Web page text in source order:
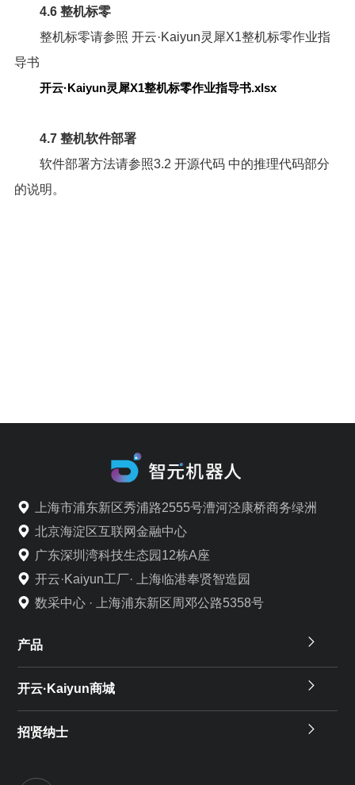
4.6 整机标零
整机标零请参照 开云·Kaiyun灵犀X1整机标零作业指
导书
开云·Kaiyun灵犀X1整机标零作业指导书.xlsx
4.7 整机软件部署
软件部署方法请参照3.2 开源代码中的推理代码部分
的说明。
上海市浦东新区秀浦路2555号漕河泾康桥商务绿洲
北京海淀区互联网金融中心
广东深圳湾科技生态园12栋A座
开云·Kaiyun工厂· 上海临港奉贤智造园
数采中心 · 上海浦东新区周邓公路5358号
产品
开云·Kaiyun商城
招贤纳士